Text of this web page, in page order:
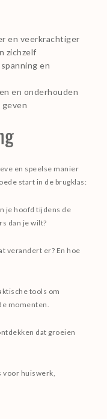
en veerkrachtiger
zichzelf
en
en onderhouden
geven
en speelse manier
start in de brugklas:
je hoofd tijdens de
dan je wilt?
verandert er? En hoe
tools om
momenten.
dat groeien
voor huiswerk,